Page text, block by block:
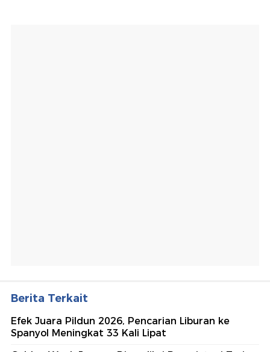
Berita Terkait
Efek Juara Pildun 2026, Pencarian Liburan ke
Spanyol Meningkat 33 Kali Lipat